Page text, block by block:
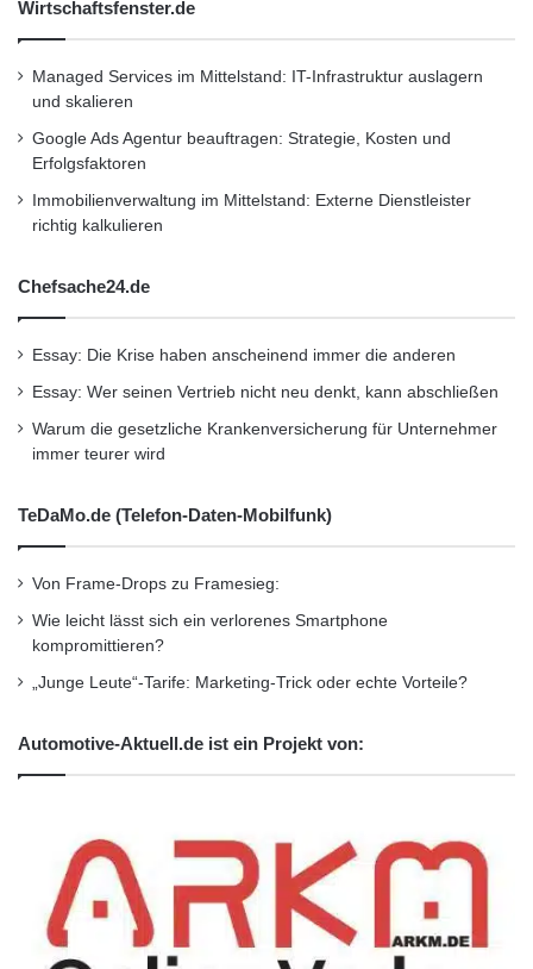
erhoben werden. Eine klare Richtlinie zum
Umgang mit Telematikdaten ist unerlässlich.
Auch die zunehmendeKomplexität
Technologien
kann zur Herausforderung
werden. Flottenmanager benötigen
betreiben, zu warten und deren Risiken richtig
einzuschätzen. Bei Outsourcing von
Fuhrparkmanagement an externe Anbieter ist
Verantwortlichkeiten nötig, insbesondere bei
Sicherheitsvorfällen oder
Datenschutzverstößen.
Nur wer Risiken erkennt, kann
Der digitale Wandel im Fuhrparkmanagement
auch grundlegend die Risikolandschaft. Eine
moderne Versicherungslösung ist heute mehr
als nur eine Haftpflichtpolice; sie muss flexibel,
Wirtschaftsfenster.de
Managed Services im Mittelstand: IT-Infrastruktur auslagern
und skalieren
Google Ads Agentur beauftragen: Strategie, Kosten und
Erfolgsfaktoren
Immobilienverwaltung im Mittelstand: Externe Dienstleister
richtig kalkulieren
Chefsache24.de
Essay: Die Krise haben anscheinend immer die anderen
Essay: Wer seinen Vertrieb nicht neu denkt, kann abschließen
Warum die gesetzliche Krankenversicherung für Unternehmer
immer teurer wird
TeDaMo.de (Telefon-Daten-Mobilfunk)
Von Frame-Drops zu Framesieg:
Wie leicht lässt sich ein verlorenes Smartphone
kompromittieren?
„Junge Leute“-Tarife: Marketing-Trick oder echte Vorteile?
Automotive-Aktuell.de ist ein Projekt von: